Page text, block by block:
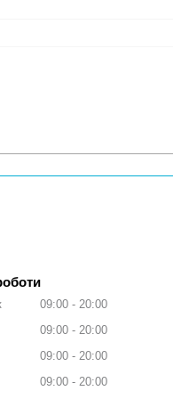
09:00
20:00
09:00
20:00
09:00
20:00
09:00
20:00